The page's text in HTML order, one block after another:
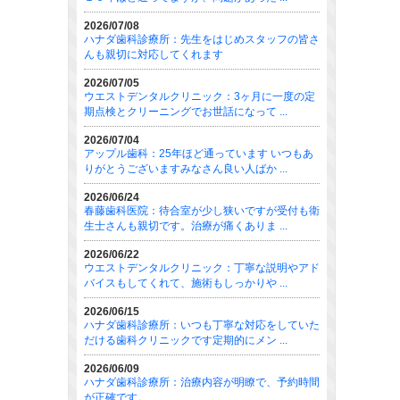
2026/07/08
ハナダ歯科診療所：先生をはじめスタッフの皆さ
んも親切に対応してくれます
2026/07/05
ウエストデンタルクリニック：3ヶ月に一度の定
期点検とクリーニングでお世話になって ...
2026/07/04
アップル歯科：25年ほど通っています いつもあ
りがとうございますみなさん良い人ばか ...
2026/06/24
春藤歯科医院：待合室が少し狭いですが受付も衛
生士さんも親切です。治療が痛くありま ...
2026/06/22
ウエストデンタルクリニック：丁寧な説明やアド
バイスもしてくれて、施術もしっかりや ...
2026/06/15
ハナダ歯科診療所：いつも丁寧な対応をしていた
だける歯科クリニックです定期的にメン ...
2026/06/09
ハナダ歯科診療所：治療内容が明瞭で、予約時間